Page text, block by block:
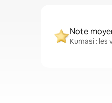
Note
Kumasi : les